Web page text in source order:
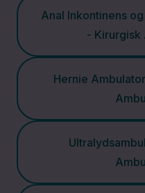
Kardiologisk
Karkirurgisk
Afdeling
Afdeling
Anal Inkontinens
- Kirurgisk
Hernie